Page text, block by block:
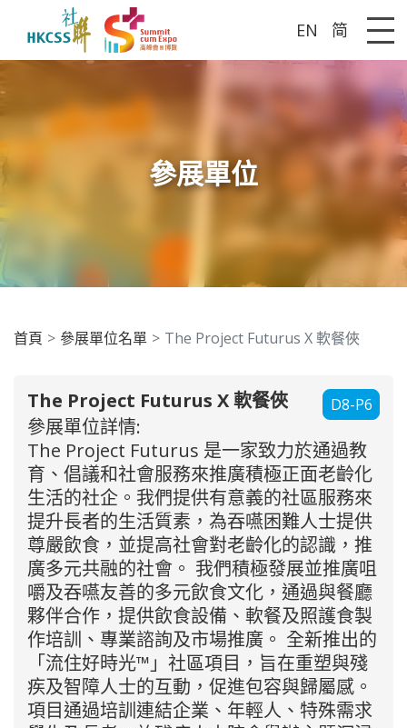
EN 简
參展單位
首頁 參展單位名單 The Project Futurus X 軟餐俠
D8-P6
The Project Futurus X 軟餐俠
參展單位詳情:
The Project Futurus 是一家致力於通過教
育、倡議和社會服務來推廣積極正面老齡化
生活的社企。我們提供有意義的社區服務來
提升長者的生活質素，為吞嚥困難人士提供
尊嚴飲食，並提高社會對老齡化的認識，推
廣多元共融的社會。 我們積極發展並推廣咀
嚼及吞嚥友善的多元飲食文化，通過與餐廳
夥伴合作，提供飲食設備、軟餐及照護食製
作培訓、專業諮詢及市場推廣。 全新推出的
「流住好時光™」社區項目，旨在重塑與殘
疾及智障人士的互動，促進包容與歸屬感。
項目通過培訓連結企業、年輕人、特殊需求